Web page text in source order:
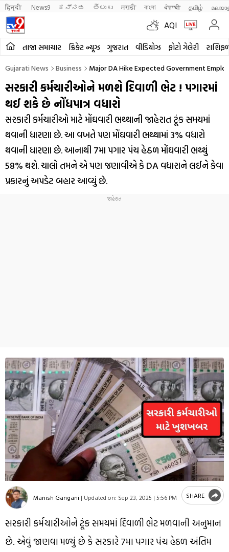
हिन्दी News9 ಕನ್ನಡ తెలుగు मराठी বাংলা ਪੰਜਾਬੀ தமிழ்
AQI
તાજા સમાચાર ક્રિકેટ ન્યૂઝ ગુજરાત વીડિયોઝ ફોટો ગેલેરી
Gujarati News Business Major DA Hike Expected Government
સરકારી કર્મચારીઓને મળશે દિવાળી ભેટ ! પગારમાં
થઈ શકે છે નોંધપાત્ર વધારો
સરકારી કર્મચારીઓ માટે મોંઘવારી ભથ્થાની જાહેરાત ટૂંક સમયમાં
થવાની ધારણા છે. આ વખતે પણ મોંઘવારી ભથ્થામાં 3% વધારો
થવાની ધારણા છે. આનાથી 7મા પગાર પંચ હેઠળ મોંઘવારી ભથ્થું
58% થશે. ચાલો તમને એ પણ જણાવીએ કે DA વધારાને લઈને કેવા
પ્રકારનું અપડેટ બહાર આવ્યું છે.
Manish Gangani | Updated on: Sep 23, 2025 | 5:56 PM SHARE
સરકારી કર્મચારીઓને ટૂંક સમયમાં દિવાળી ભેટ મળવાની અનુમાન
છે. એવું જાણવા મળ્યું છે કે સરકારે 7મા પગાર પંચ હેઠળ અંતિમ